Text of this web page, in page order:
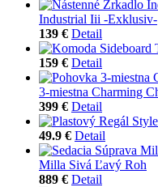
Industrial Iii -Exklusiv-
139 € Detail
159 € Detail
3-miestna Charming
399 € Detail
49.9 € Detail
Milla Sivá Ľavý Roh
889 € Detail